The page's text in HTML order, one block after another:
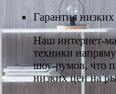
Гарантия
Наш интернет-
техники
шоу-румов, что
низких цен на